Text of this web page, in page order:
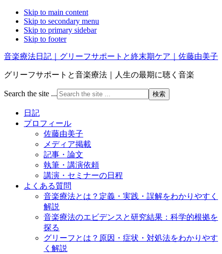
Skip to main content
Skip to secondary menu
Skip to primary sidebar
Skip to footer
音楽療法日記｜グリーフサポートと終末期ケア｜佐藤由美子
グリーフサポートと音楽療法｜人生の最期に聴く音楽
Search the site ...
日記
プロフィール
佐藤由美子
メディア掲載
記事・論文
執筆・講演依頼
講演・セミナーの日程
よくある質問
音楽療法とは？定義・実践・誤解をわかりやすく
解説
音楽療法のエビデンスと研究結果：科学的根拠を
探る
グリーフとは？原因・症状・対処法をわかりやす
く解説